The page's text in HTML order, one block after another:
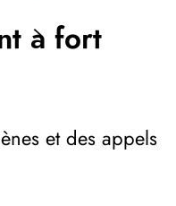
à fort
et des appels